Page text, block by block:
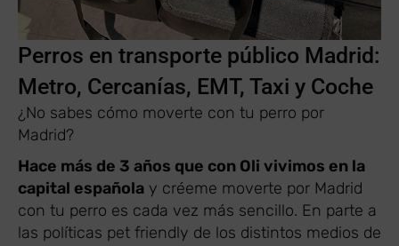
Perros en transporte público Madrid:
Metro, Cercanías, EMT, Taxi y Coche
¿No sabes cómo moverte con tu perro por
Madrid?
Hace más de 3 años que con Oli vivimos en la
capital española y créeme moverte por Madrid
con tu perro es cada vez más sencillo. En parte a
las políticas pet friendly de los distintos medios de